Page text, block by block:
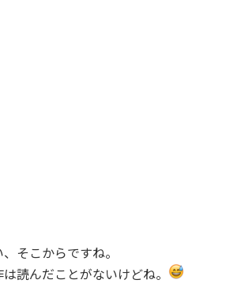
そこからですね。
読んだことがないけどね。